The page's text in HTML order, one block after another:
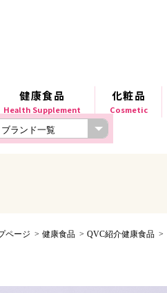
健康食品
Health Supplement
化粧品
Cosmetic
ページ 健康食品 QVC紹介健康食品